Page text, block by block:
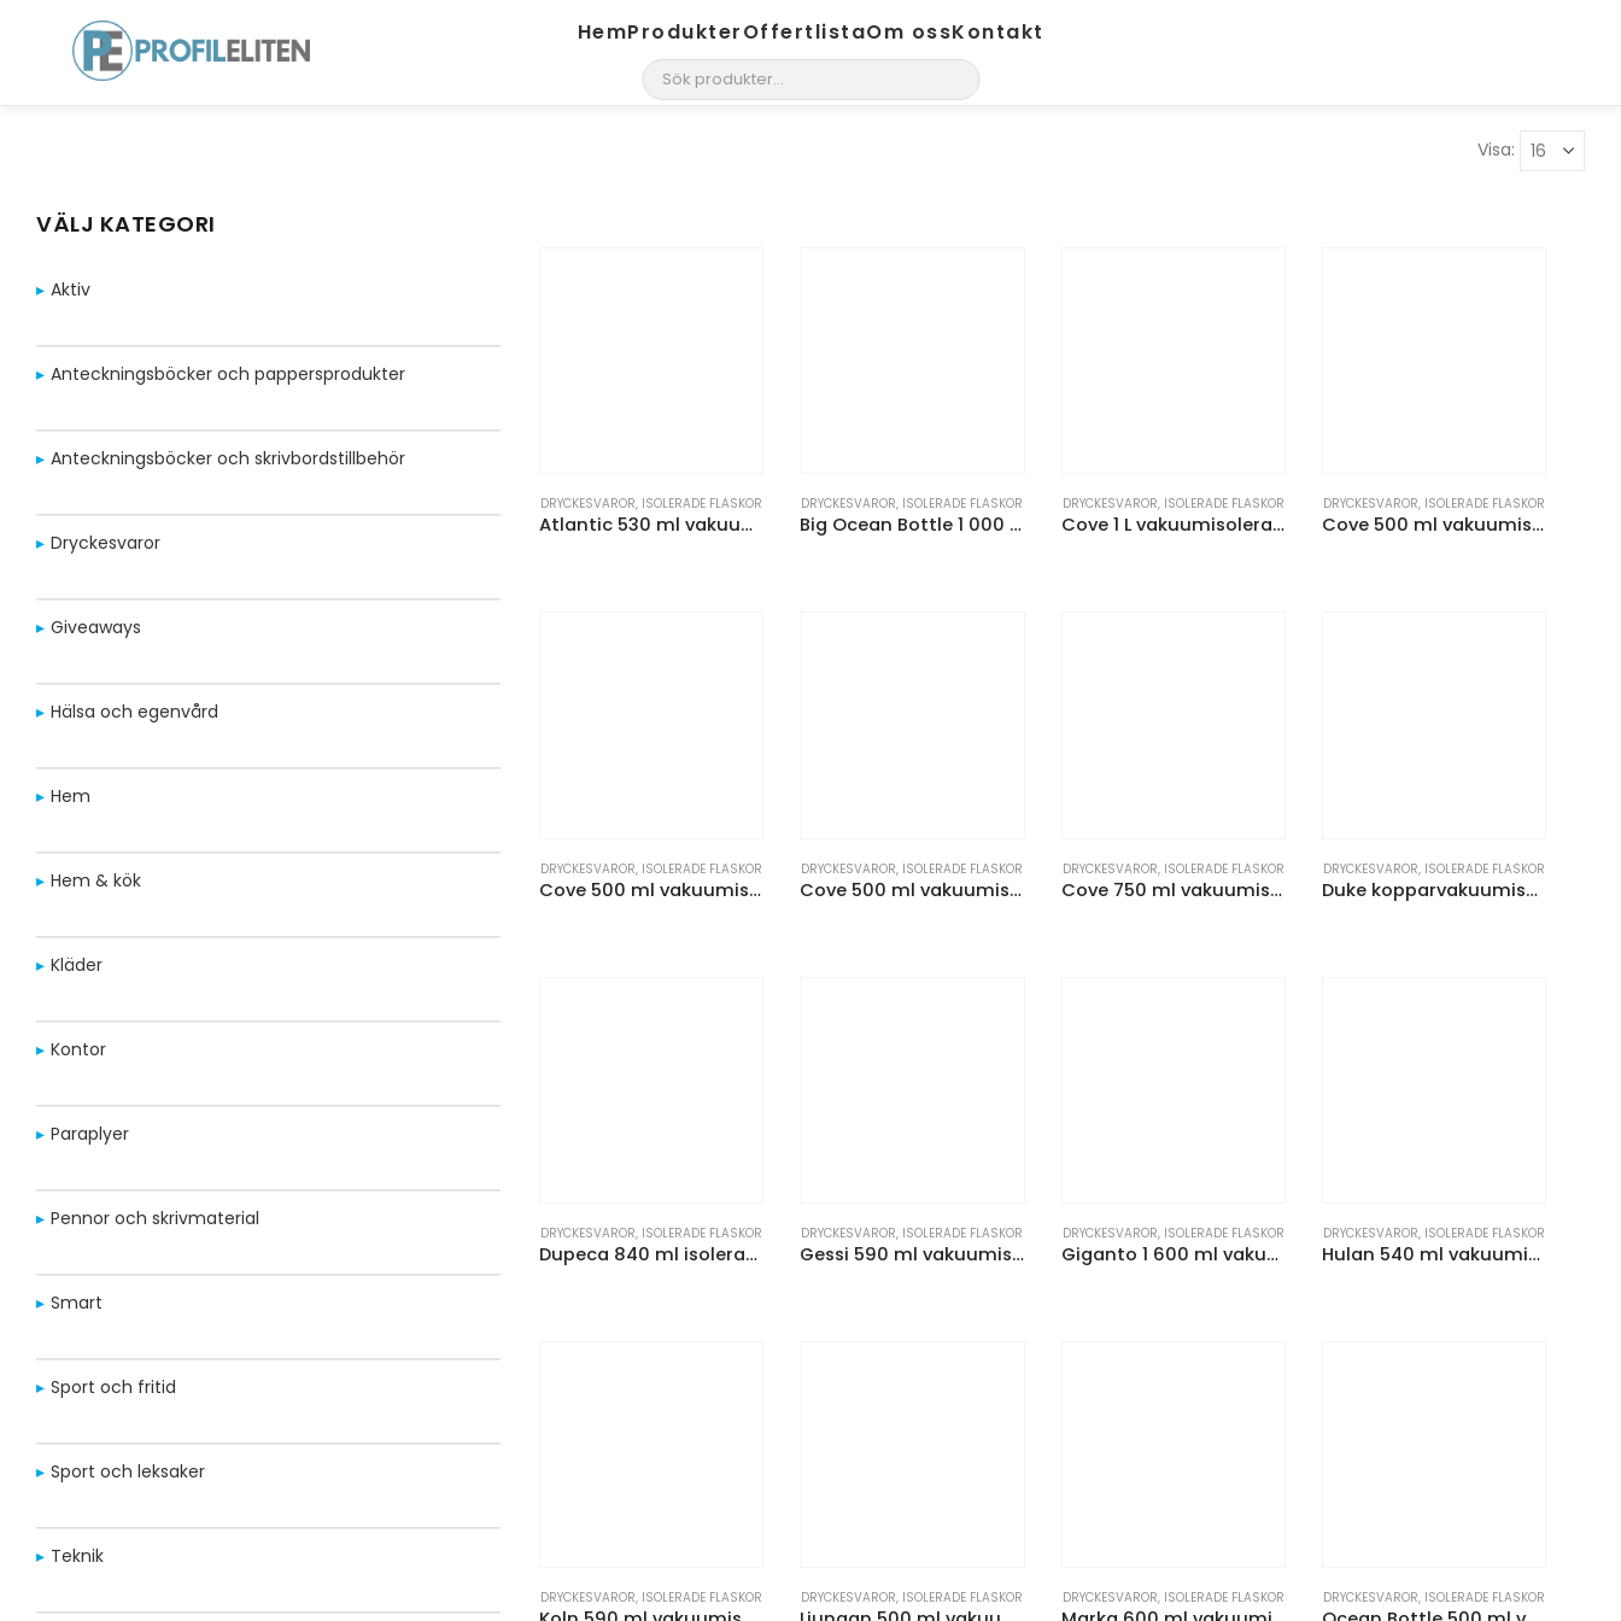
HemProdukterOffertlistaOm ossKontakt
Visa:
VÄLJ KATEGORI
Aktiv
Anteckningsböcker och pappersprodukter
Anteckningsböcker och skrivbordstillbehör
Dryckesvaror
Giveaways
Hälsa och egenvård
Hem
Hem & kök
Kläder
Kontor
Paraplyer
Pennor och skrivmaterial
Smart
Sport och fritid
Sport och leksaker
Teknik
DRYCKESVAROR, ISOLERADE FLASKOR
Atlantic 530 ml vakuumisolerad flaska
DRYCKESVAROR, ISOLERADE FLASKOR
Big Ocean Bottle 1 000 ml vakuumisolerad vattenflaska
DRYCKESVAROR, ISOLERADE FLASKOR
Cove 1 L vakuumisolerad flaska i rostfritt stål
DRYCKESVAROR, ISOLERADE FLASKOR
Cove 500 ml vakuumisolerad flaska av RCS-certifierat återvunnet rostfritt stål
DRYCKESVAROR, ISOLERADE FLASKOR
Cove 500 ml vakuumisolerad flaska i rostfritt stål
DRYCKESVAROR, ISOLERADE FLASKOR
Cove 500 ml vakuumisolerad flaska i rostfritt stål för sublimering
DRYCKESVAROR, ISOLERADE FLASKOR
Cove 750 ml vakuumisolerad flaska i rostfritt stål
DRYCKESVAROR, ISOLERADE FLASKOR
Duke kopparvakuumisolerad flaska
DRYCKESVAROR, ISOLERADE FLASKOR
Dupeca 840 ml isolerad vattenflaska av RCS-certifierat rostfritt stål
DRYCKESVAROR, ISOLERADE FLASKOR
Gessi 590 ml vakuumisolerad sportflaska i koppar
DRYCKESVAROR, ISOLERADE FLASKOR
Giganto 1 600 ml vakuumisolerad kopparflaska av RCS-certifierat återvunnet rostfritt stål
DRYCKESVAROR, ISOLERADE FLASKOR
Hulan 540 ml vakuumisolerad kopparflaska i rostfritt stål med bambulock
DRYCKESVAROR, ISOLERADE FLASKOR DRYCKESVAROR, ISOLERADE FLASKOR DRYCKESVAROR, ISOLERADE FLASKOR DRYCKESVAROR, ISOLERADE FLASKOR